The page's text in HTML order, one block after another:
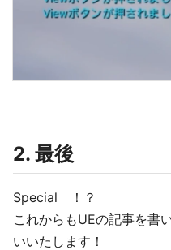
2. 最後
Special ！？
これからもUEの記事を書
いいたします！